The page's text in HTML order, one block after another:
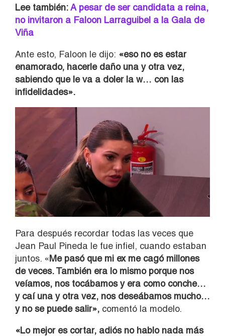
Lee también:A pesar de ser candidata a reina,
no invitaron a Faloon Larraguibel a la Gala de
Viña
Ante esto, Faloon le dijo: «eso no es estar
enamorado, hacerle daño una y otra vez,
sabiendo que le va a doler la w… con las
infidelidades».
Para después recordar todas las veces que
Jean Paul Pineda le fue infiel, cuando estaban
juntos. «Me pasó que mi ex me cagó millones
de veces. También era lo mismo porque nos
veíamos, nos tocábamos y era como conche…
y caí una y otra vez, nos deseábamos mucho…
y no se puede salir», comentó la modelo.
«Lo mejor es cortar, adiós no hablo nada más